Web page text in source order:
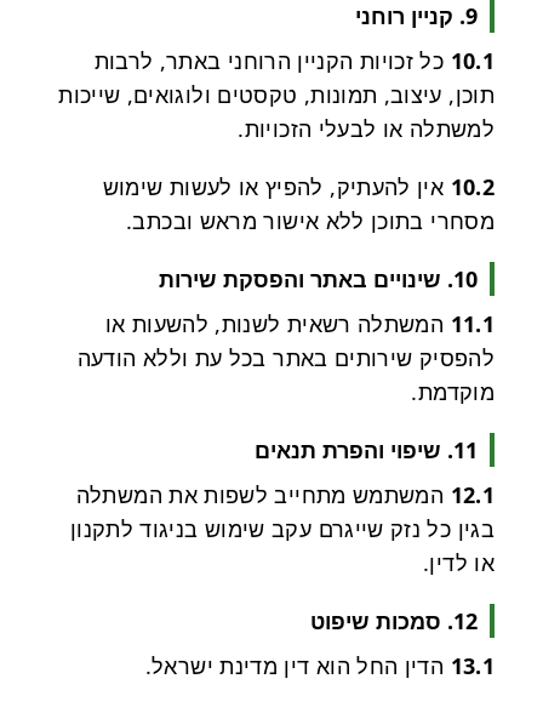
9. קניין רוחני
10.1 כל זכויות הקניין הרוחני באתר, לרבות
תוכן, עיצוב, תמונות, טקסטים ולוגואים, שייכות
למשתלה או לבעלי הזכויות.
10.2 אין להעתיק, להפיץ או לעשות שימוש
מסחרי בתוכן ללא אישור מראש ובכתב.
10. שינויים באתר והפסקת שירות
11.1 המשתלה רשאית לשנות, להשעות או
להפסיק שירותים באתר בכל עת וללא הודעה
מוקדמת.
11. שיפוי והפרת תנאים
12.1 המשתמש מתחייב לשפות את המשתלה
בגין כל נזק שייגרם עקב שימוש בניגוד לתקנון
או לדין.
12. סמכות שיפוט
13.1 הדין החל הוא דין מדינת ישראל.